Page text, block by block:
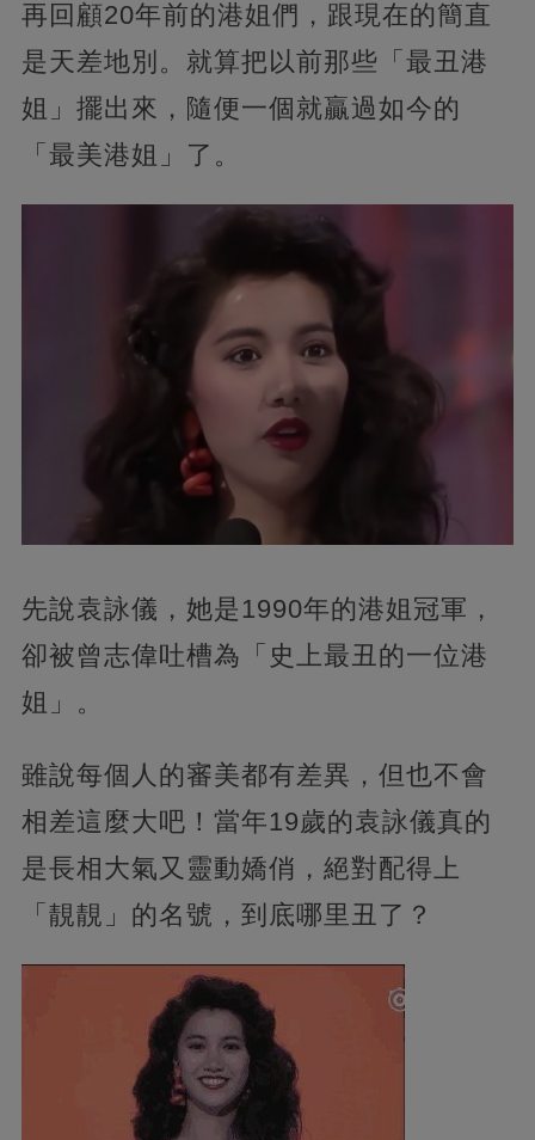
再回顧20年前的港姐們，跟現在的簡直
是天差地別。就算把以前那些「最丑港
姐」擺出來，隨便一個就贏過如今的
「最美港姐」了。
先說袁詠儀， 她是1990年的港姐冠軍，
卻被曾志偉吐槽為「史上最丑的一位港
姐」。
雖說每個人的審美都有差異，但也不會
相差這麼大吧！當年19歲的袁詠儀真的
是長相大氣又靈動嬌俏，絕對配得上
「靚靚」 的名號，到底哪里丑了？